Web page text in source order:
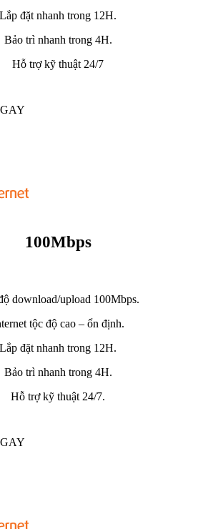
Lắp đặt nhanh trong 12H.
Bảo trì nhanh trong 4H.
Hỗ trợ kỹ thuật 24/7
100Mbps
download/upload 100Mbps.
tộc độ cao – ổn định.
Lắp đặt nhanh trong 12H.
Bảo trì nhanh trong 4H.
Hỗ trợ kỹ thuật 24/7.